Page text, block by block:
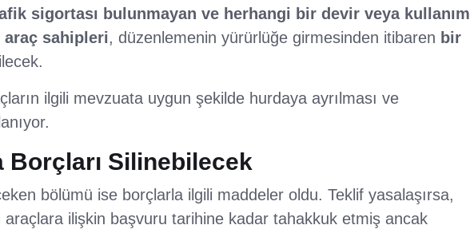
sigortası bulunmayan ve herhangi bir devir veya kullanım
araç sahipleri, düzenlemenin yürürlüğe girmesinden itibaren bir
ilgili mevzuata uygun şekilde hurdaya ayrılması ve
Borçları Silinebilecek
bölümü ise borçlarla ilgili maddeler oldu. Teklif yasalaşırsa,
araçlara ilişkin başvuru tarihine kadar tahakkuk etmiş ancak